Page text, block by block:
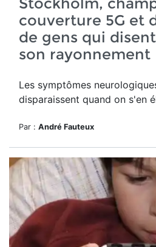
couverture 5G et
de gens qui
son rayonnement
Les symptômes
disparaissent quand on s'en
Par : André Fauteux